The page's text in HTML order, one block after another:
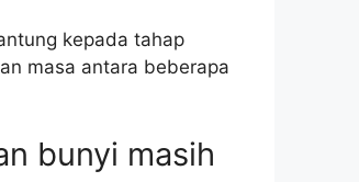
kepada tahap
masa antara beberapa
bunyi masih